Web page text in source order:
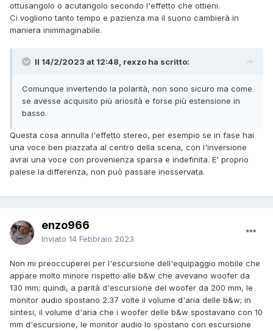
ottusangolo o acutangolo secondo l'effetto che ottieni.
Ci vogliono tanto tempo e pazienza ma il suono cambierà in
maniera inimmaginabile.
Il 14/2/2023 at 12:48, rexzo ha scritto:
Comunque invertendo la polarità, non sono sicuro ma come
se avesse acquisito più ariosità e forse più estensione in
basso.
Questa cosa annulla l'effetto stereo, per esempio se in fase hai
una voce ben piazzata al centro della scena, con l'inversione
avrai una voce con provenienza sparsa e indefinita. E' proprio
palese la differenza, non può passare inosservata.
enzo966
Inviato 14 Febbraio 2023
Non mi preoccuperei per l'escursione dell'equipaggio mobile che
appare molto minore rispetto alle b&w che avevano woofer da
130 mm; quindi, a parità d'escursione del woofer da 200 mm, le
monitor audio spostano 2.37 volte il volume d'aria delle b&w; in
sintesi, il volume d'aria che i woofer delle b&w spostavano con 10
mm d'escursione, le monitor audio lo spostano con escursione